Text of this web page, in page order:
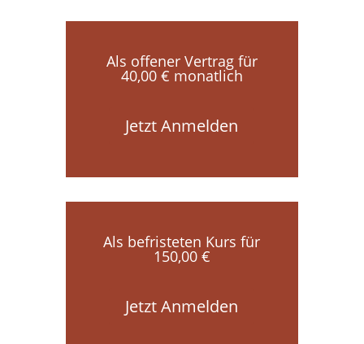
Als offener Vertrag für
40,00 € monatlich
Jetzt Anmelden
Als befristeten Kurs für
150,00 €
Jetzt Anmelden